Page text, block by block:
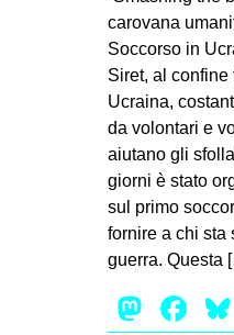
carovana
Soccorso in
Siret, al confine
Ucraina,
da volontari e
aiutano gli
giorni è stato
sul primo
fornire a chi sta
guerra. Questa